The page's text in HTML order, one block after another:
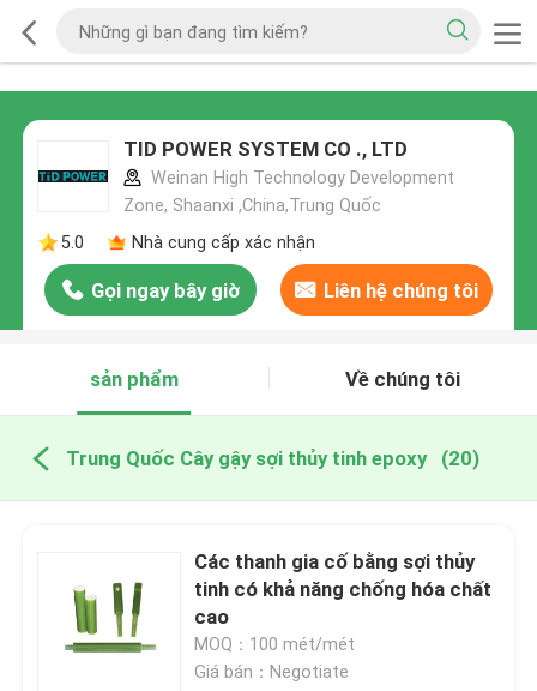
TID POWER SYSTEM CO ., LTD
Weinan High Technology Development
Zone, Shaanxi ,China,Trung Quốc
5.0
Nhà cung cấp xác nhận
Gọi ngay bây giờ Liên hệ chúng tôi
sản phẩm Về chúng tôi
Trung Quốc Cây gậy sợi thủy tinh epoxy (20)
Các thanh gia cố bằng sợi thủy
tinh có khả năng chống hóa chất
cao
MOQ：100 mét/mét
Giá bán：Negotiate